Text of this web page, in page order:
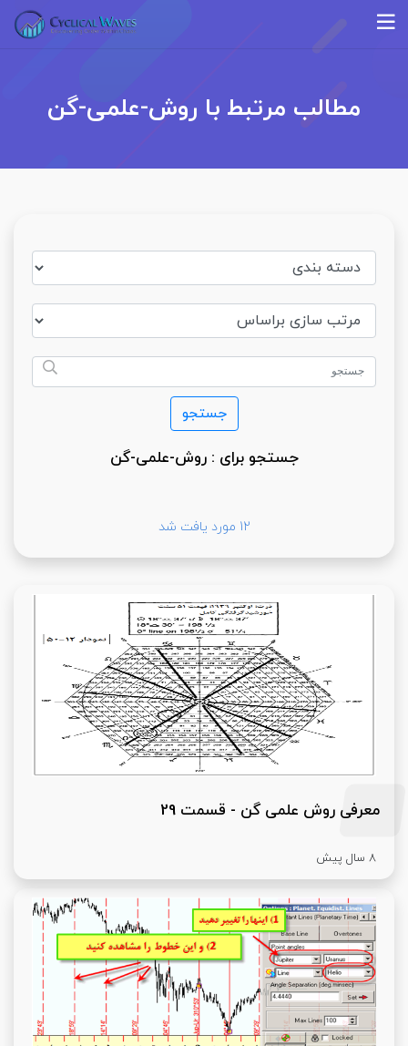
مطالب مرتبط با روش-علمی-گن
جستجو برای : روش-علمی-گن
12 مورد یافت شد
معرفی روش علمی گن - قسمت 29
8 سال پیش